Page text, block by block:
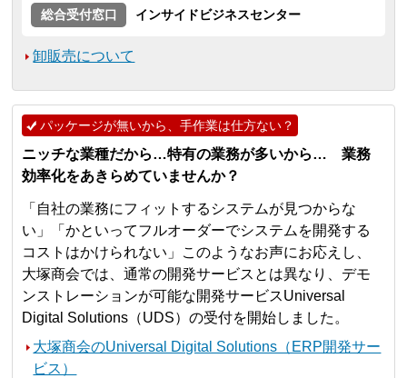
総合受付窓口
インサイドビジネスセンター
卸販売について
パッケージが無いから、手作業は仕方ない？
ニッチな業種だから…特有の業務が多いから… 業務
効率化をあきらめていませんか？
「自社の業務にフィットするシステムが見つからな
い」「かといってフルオーダーでシステムを開発する
コストはかけられない」このようなお声にお応えし、
大塚商会では、通常の開発サービスとは異なり、デモ
ンストレーションが可能な開発サービスUniversal
Digital Solutions（UDS）の受付を開始しました。
大塚商会のUniversal Digital Solutions（ERP開発サー
ビス）